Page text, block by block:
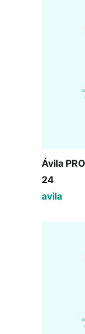
Ávila
24
avila